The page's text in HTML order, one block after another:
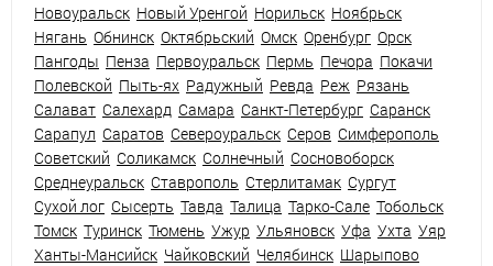
Новоуральск Новый Уренгой Норильск Ноябрьск
Нягань Обнинск Октябрьский Омск Оренбург Орск
Пангоды Пенза Первоуральск Пермь Печора Покачи
Полевской Пыть-ях Радужный Ревда Реж Рязань
Салават Салехард Самара Санкт-Петербург Саранск
Сарапул Саратов Североуральск Серов Симферополь
Советский Соликамск Солнечный Сосновоборск
Среднеуральск Ставрополь Стерлитамак Сургут
Сухой лог Сысерть Тавда Талица Тарко-Сале Тобольск
Томск Туринск Тюмень Ужур Ульяновск Уфа Ухта Уяр
Ханты-Мансийск Чайковский Челябинск Шарыпово